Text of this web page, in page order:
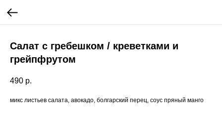
Салат с гребешком / креветками и
грейпфрутом
490 р.
микс листьев салата, авокадо, болгарский перец, соус пряный манго